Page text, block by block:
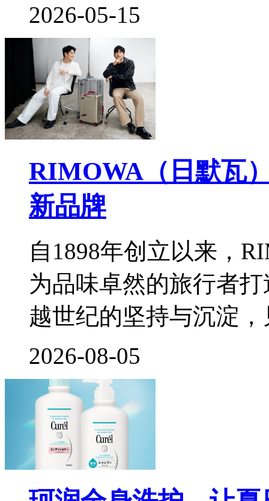
2026-05-15
RIMOWA（日默瓦
新品牌
自1898年创立以来，
为品味卓然的旅行者
越世纪的坚持与沉淀
2026-08-05